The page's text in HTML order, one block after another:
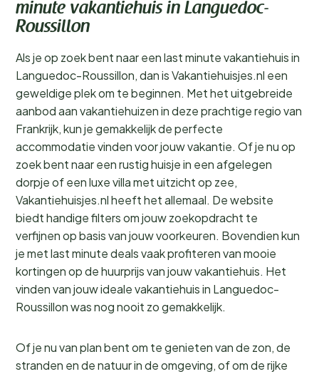
minute vakantiehuis in Languedoc-
Roussillon
Als je op zoek bent naar een last minute vakantiehuis in
Languedoc-Roussillon, dan is Vakantiehuisjes.nl een
geweldige plek om te beginnen. Met het uitgebreide
aanbod aan vakantiehuizen in deze prachtige regio van
Frankrijk, kun je gemakkelijk de perfecte
accommodatie vinden voor jouw vakantie. Of je nu op
zoek bent naar een rustig huisje in een afgelegen
dorpje of een luxe villa met uitzicht op zee,
Vakantiehuisjes.nl heeft het allemaal. De website
biedt handige filters om jouw zoekopdracht te
verfijnen op basis van jouw voorkeuren. Bovendien kun
je met last minute deals vaak profiteren van mooie
kortingen op de huurprijs van jouw vakantiehuis. Het
vinden van jouw ideale vakantiehuis in Languedoc-
Roussillon was nog nooit zo gemakkelijk.
Of je nu van plan bent om te genieten van de zon, de
stranden en de natuur in de omgeving, of om de rijke